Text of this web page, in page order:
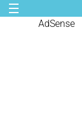
AdSense